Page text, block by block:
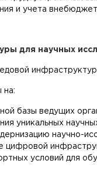
и учета
для научных
на:
базы ведущих
уникальных
научно-
цифровой
условий для